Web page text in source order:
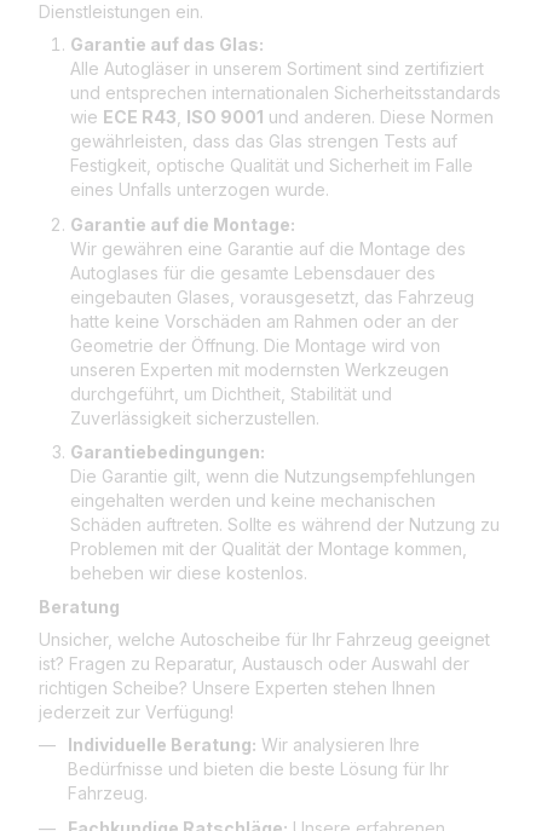
Dienstleistungen ein.
Garantie auf das Glas:
Alle Autogläser in unserem Sortiment sind zertifiziert
und entsprechen internationalen Sicherheitsstandards
wie ECE R43 ISO 9001 und anderen. Diese Normen
gewährleisten, dass das Glas strengen Tests auf
Festigkeit, optische Qualität und Sicherheit im Falle
eines Unfalls unterzogen wurde.
Garantie auf die Montage:
Wir gewähren eine Garantie auf die Montage des
Autoglases für die gesamte Lebensdauer des
eingebauten Glases, vorausgesetzt, das Fahrzeug
hatte keine Vorschäden am Rahmen oder an der
Geometrie der Öffnung. Die Montage wird von
unseren Experten mit modernsten Werkzeugen
durchgeführt, um Dichtheit, Stabilität und
Zuverlässigkeit sicherzustellen.
Garantiebedingungen:
Die Garantie gilt, wenn die Nutzungsempfehlungen
eingehalten werden und keine mechanischen
Schäden auftreten. Sollte es während der Nutzung zu
Problemen mit der Qualität der Montage kommen,
beheben wir diese kostenlos.
Beratung
Unsicher, welche Autoscheibe für Ihr Fahrzeug geeignet
ist? Fragen zu Reparatur, Austausch oder Auswahl der
richtigen Scheibe? Unsere Experten stehen Ihnen
jederzeit zur Verfügung!
Individuelle Beratung: Wir analysieren Ihre
Bedürfnisse und bieten die beste Lösung für Ihr
Fahrzeug.